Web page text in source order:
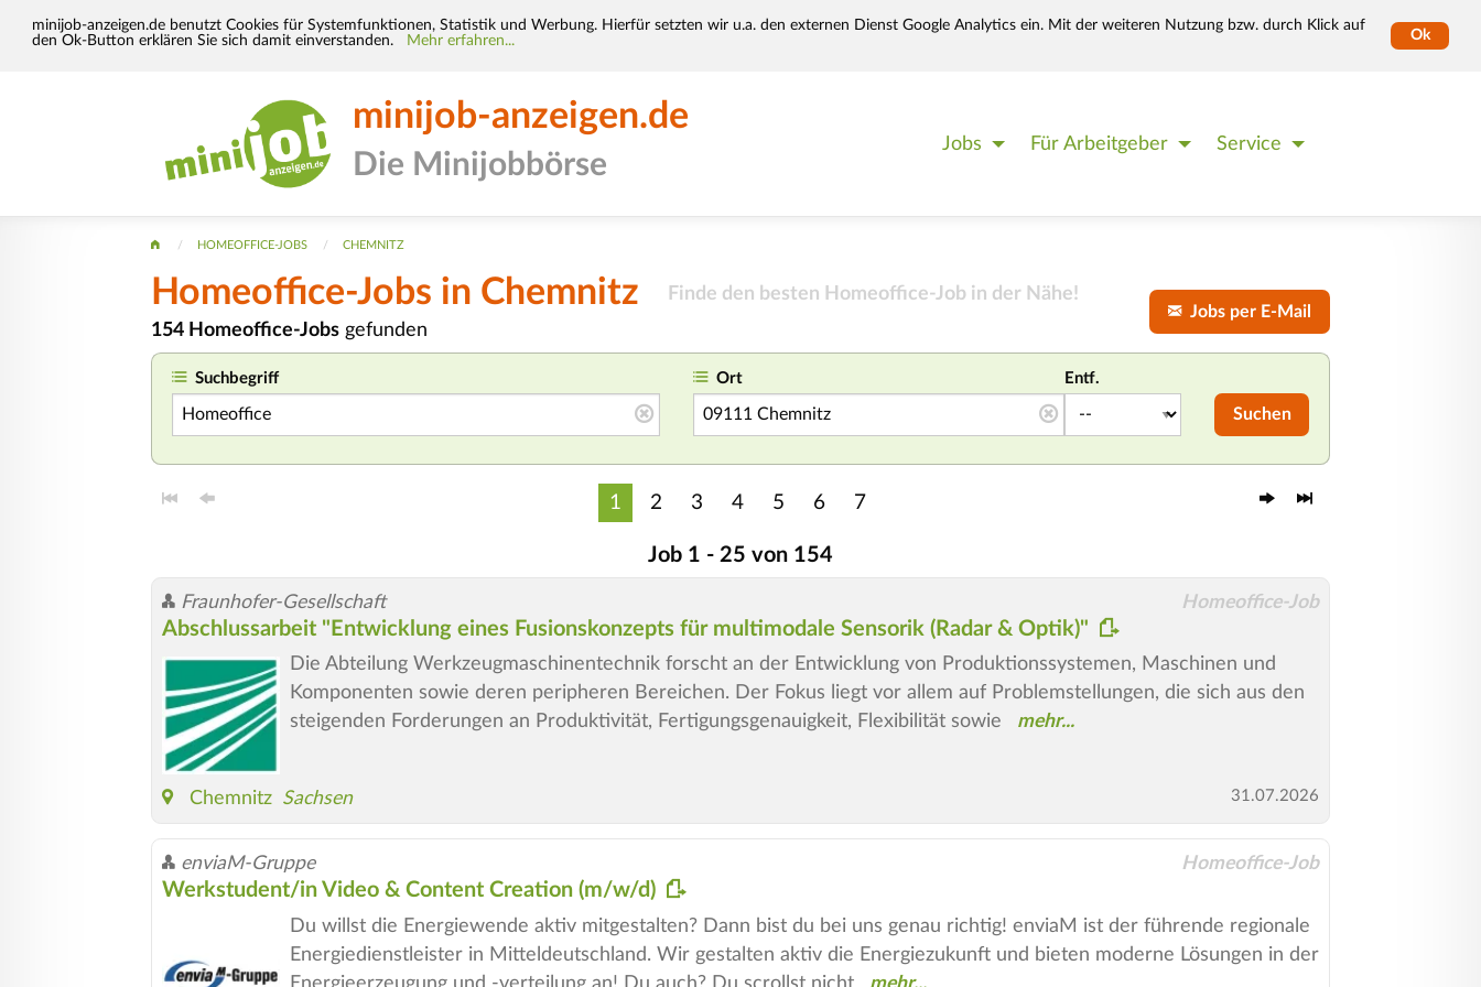
minijob-anzeigen.de benutzt Cookies für Systemfunktionen, Statistik und Werbung. Hierfür setzten wir u.a. den externen Dienst Google Analytics ein. Mit der weiteren Nutzung bzw. durch Klick auf
den Ok-Button erklären Sie sich damit einverstanden.
Mehr erfahren... Ok
minijob-anzeigen.de
Die Minijobbörse
Jobs Für Arbeitgeber Service
HOMEOFFICE-JOBS CHEMNITZ
Homeoffice-Jobs in Chemnitz Finde den besten Homeoffice-Job in der Nähe!
154 Homeoffice-Jobs gefunden
Jobs per E-Mail
Suchbegriff Ort Entf.
Suchen
1 2 3 4 5 6 7
Job 1 - 25 von 154
Fraunhofer-Gesellschaft Homeoffice-Job
Abschlussarbeit "Entwicklung eines Fusionskonzepts für multimodale Sensorik (Radar & Optik)"
Die Abteilung Werkzeugmaschinentechnik forscht an der Entwicklung von Produktionssystemen, Maschinen und
Komponenten sowie deren peripheren Bereichen. Der Fokus liegt vor allem auf Problemstellungen, die sich aus den
steigenden Forderungen an Produktivität, Fertigungsgenauigkeit, Flexibilität sowie
Chemnitz Sachsen 31.07.2026
enviaM-Gruppe Homeoffice-Job
Werkstudent/in Video & Content Creation (m/w/d)
Du willst die Energiewende aktiv mitgestalten? Dann bist du bei uns genau richtig! enviaM ist der führende regionale
Energiedienstleister in Mitteldeutschland. Wir gestalten aktiv die Energiezukunft und bieten moderne Lösungen in der
Energieerzeugung und -verteilung an! Du auch? Du scrollst nicht